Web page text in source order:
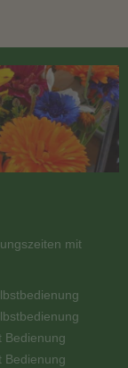
mit
Bedienung
Bedienung